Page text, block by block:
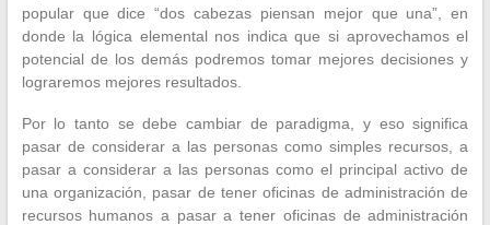
popular que dice “dos cabezas piensan mejor que una”, en
donde la lógica elemental nos indica que si aprovechamos el
potencial de los demás podremos tomar mejores decisiones y
lograremos mejores resultados.
Por lo tanto se debe cambiar de paradigma, y eso significa
pasar de considerar a las personas como simples recursos, a
pasar a considerar a las personas como el principal activo de
una organización, pasar de tener oficinas de administración de
recursos humanos a pasar a tener oficinas de administración